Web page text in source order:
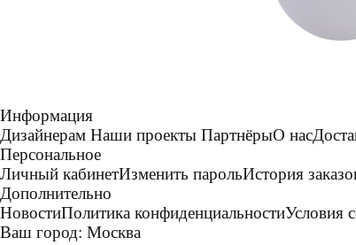
Информация
Дизайнерам Наши проекты ПартнёрыО нас
Персональное
Личный кабинетИзменить парольИстория
Дополнительно
НовостиПолитика конфиденциальностиУсловия
Ваш город: Москва